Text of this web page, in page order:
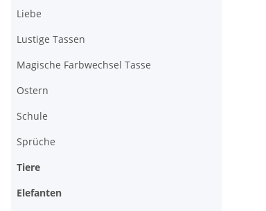
Liebe
Lustige Tassen
Magische Farbwechsel Tasse
Ostern
Schule
Sprüche
Tiere
Elefanten